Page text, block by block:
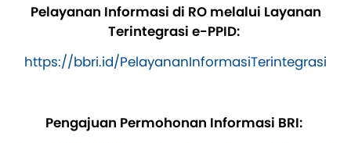
Pelayanan Informasi di RO melalui Layanan
Terintegrasi e-PPID:
https://bbri.id/PelayananInformasiTerintegrasi
Pengajuan Permohonan Informasi BRI: